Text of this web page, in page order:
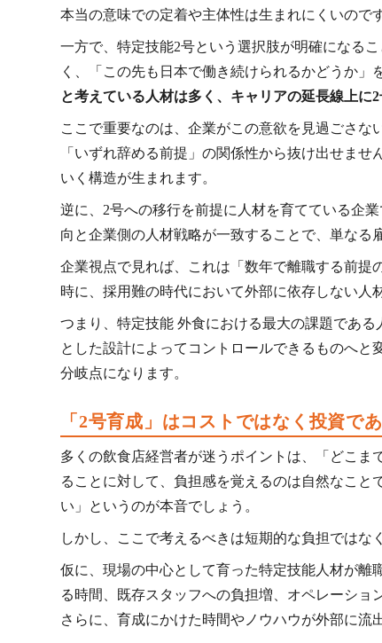
本当の意味での定着や主体性は生まれにくいのです
一方で、特定技能2号という選択肢が明確になる
く、「この先も日本で働き続けられるかどうか」
と考えている人材は多く、キャリアの延長線上に
ここで重要なのは、企業がこの意欲を見過ごさな
「いずれ辞める前提」の関係性から抜け出せま
いく構造が生まれます。
逆に、2号への移行を前提に人材を育てている企
向と企業側の人材戦略が一致することで、単なる
企業視点で見れば、これは「数年で離職する前提
時に、採用難の時代において外部に依存しない人
つまり、特定技能 外食における最大の課題であ
とした設計によってコントロールできるものへ
分岐点になります。
「2号育成」はコストではなく投資で
多くの飲食店経営者が迷うポイントは、「どこ
ることに対して、負担感を覚えるのは自然なこ
い」というのが本音でしょう。
しかし、ここで考えるべきは短期的な負担ではな
仮に、現場の中心として育った特定技能人材が
る時間、既存スタッフへの負担増、オペレーショ
さらに、育成にかけた時間やノウハウが外部に流